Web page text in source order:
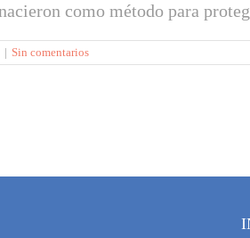
como método para
| Sin comentarios